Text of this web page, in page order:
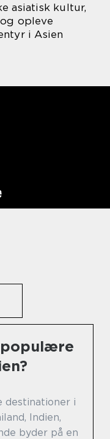
asiatisk kultur,
opleve
i Asien
populære
destinationer i
Indien,
byder på en